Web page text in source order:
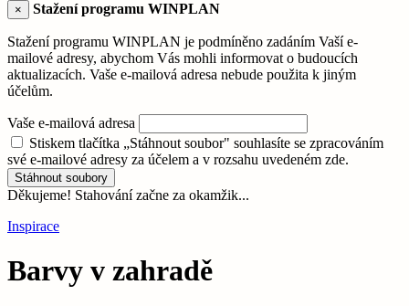
× Stažení programu WINPLAN
Stažení programu WINPLAN je podmíněno zadáním Vaší e-
mailové adresy, abychom Vás mohli informovat o budoucích
aktualizacích. Vaše e-mailová adresa nebude použita k jiným
účelům.
Vaše e-mailová adresa
Stiskem tlačítka „Stáhnout soubor" souhlasíte se zpracováním
své e-mailové adresy za účelem a v rozsahu uvedeném zde.
Stáhnout soubory
Děkujeme! Stahování začne za okamžik...
Inspirace
Barvy v zahradě